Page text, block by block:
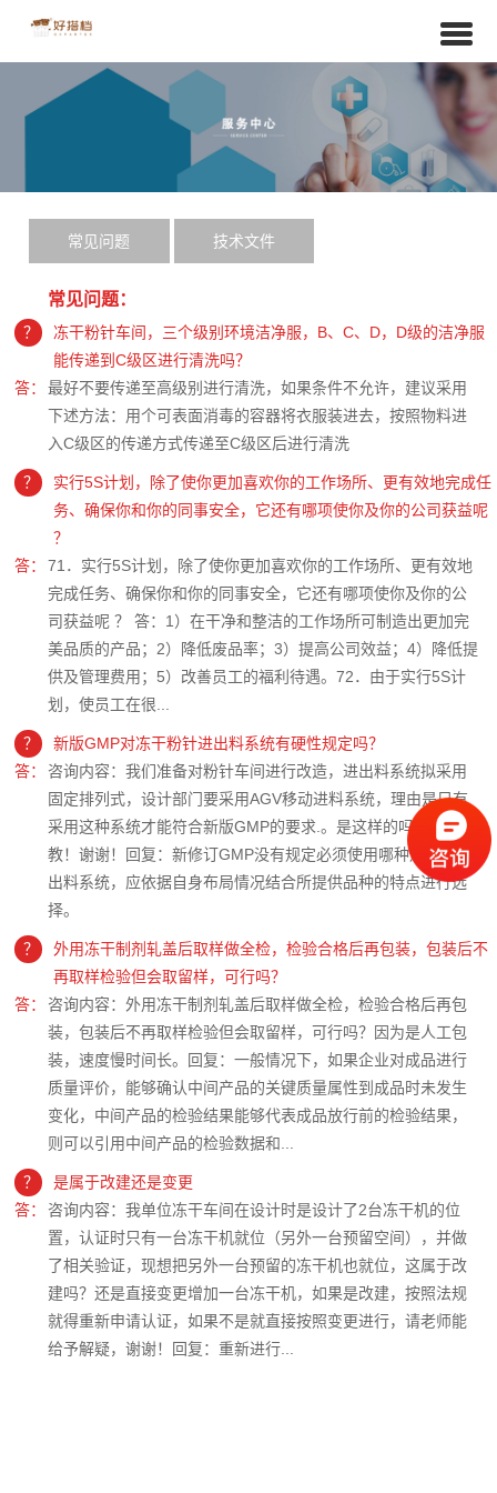
常见问题 技术文件
常见问题：
？
冻干粉针车间，三个级别环境洁净服，B、C、D，D级的洁净服
能传递到C级区进行清洗吗？
答：
最好不要传递至高级别进行清洗，如果条件不允许，建议采用
下述方法：用个可表面消毒的容器将衣服装进去，按照物料进
入C级区的传递方式传递至C级区后进行清洗
？
实行5S计划，除了使你更加喜欢你的工作场所、更有效地完成任
务、确保你和你的同事安全，它还有哪项使你及你的公司获益呢
？
答：
71．实行5S计划，除了使你更加喜欢你的工作场所、更有效地
完成任务、确保你和你的同事安全，它还有哪项使你及你的公
司获益呢 ？ 答：1）在干净和整洁的工作场所可制造出更加完
美品质的产品；2）降低废品率；3）提高公司效益；4）降低提
供及管理费用；5）改善员工的福利待遇。72．由于实行5S计
划，使员工在很...
？
新版GMP对冻干粉针进出料系统有硬性规定吗？
答：
咨询内容：我们准备对粉针车间进行改造，进出料系统拟采用
固定排列式，设计部门要采用AGV移动进料系统，理由是只有
采用这种系统才能符合新版GMP的要求.。是这样的吗？请赐
教！谢谢！回复：新修订GMP没有规定必须使用哪种形式的进
出料系统，应依据自身布局情况结合所提供品种的特点进行选
择。
？
外用冻干制剂轧盖后取样做全检，检验合格后再包装，包装后不
再取样检验但会取留样，可行吗？
答：
咨询内容：外用冻干制剂轧盖后取样做全检，检验合格后再包
装，包装后不再取样检验但会取留样，可行吗？因为是人工包
装，速度慢时间长。回复：一般情况下，如果企业对成品进行
质量评价，能够确认中间产品的关键质量属性到成品时未发生
变化，中间产品的检验结果能够代表成品放行前的检验结果，
则可以引用中间产品的检验数据和...
？
是属于改建还是变更
答：
咨询内容：我单位冻干车间在设计时是设计了2台冻干机的位
置，认证时只有一台冻干机就位（另外一台预留空间），并做
了相关验证，现想把另外一台预留的冻干机也就位，这属于改
建吗？还是直接变更增加一台冻干机，如果是改建，按照法规
就得重新申请认证，如果不是就直接按照变更进行，请老师能
给予解疑，谢谢！回复：重新进行...